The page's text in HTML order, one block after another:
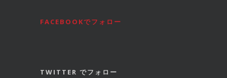
FACEBOOKでフォロー
TWITTER でフォロー